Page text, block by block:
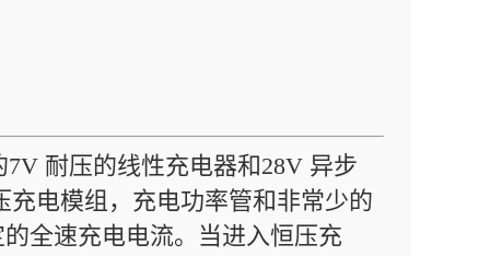
耐压的线性充电器和28V 异步
电模组，充电功率管和非常少的
全速充电电流。当进入恒压充